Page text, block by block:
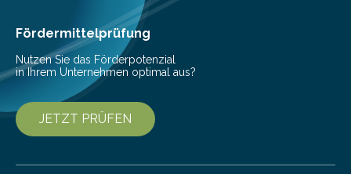
Fördermittelprüfung
Nutzen Sie das Förderpotenzial
in Ihrem Unternehmen optimal aus?
JETZT PRÜFEN